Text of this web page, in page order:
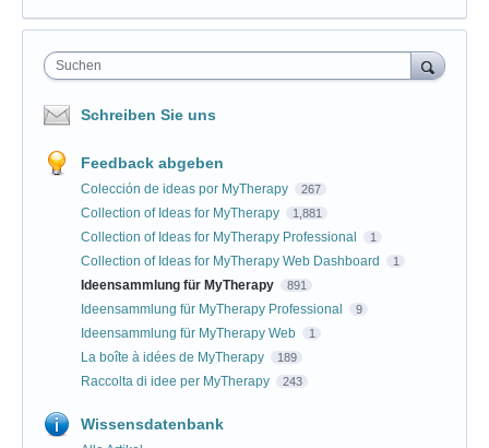
Suchen
Schreiben Sie uns
Feedback abgeben
Colección de ideas por MyTherapy 267
Collection of Ideas for MyTherapy 1,881
Collection of Ideas for MyTherapy Professional 1
Collection of Ideas for MyTherapy Web Dashboard 1
Ideensammlung für MyTherapy 891
Ideensammlung für MyTherapy Professional 9
Ideensammlung für MyTherapy Web 1
La boîte à idées de MyTherapy 189
Raccolta di idee per MyTherapy 243
Wissensdatenbank